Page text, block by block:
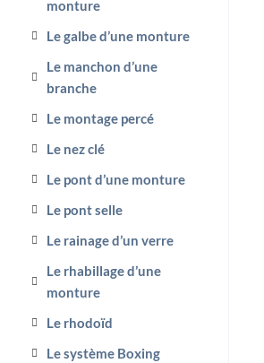
monture
Le galbe d’une monture
Le manchon d’une
branche
Le montage percé
Le nez clé
Le pont d’une monture
Le pont selle
Le rainage d’un verre
Le rhabillage d’une
monture
Le rhodoïd
Le système Boxing